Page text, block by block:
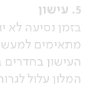
5. עישון
בזמן נסיעה לא
מתאימים
העישון
המלון עלול